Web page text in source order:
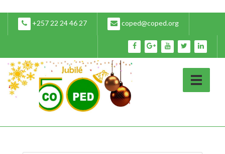
+257 22 24 46 27 coped@coped.org